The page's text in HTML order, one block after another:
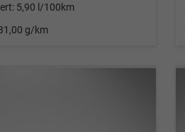
5,90 l/100km
g/km